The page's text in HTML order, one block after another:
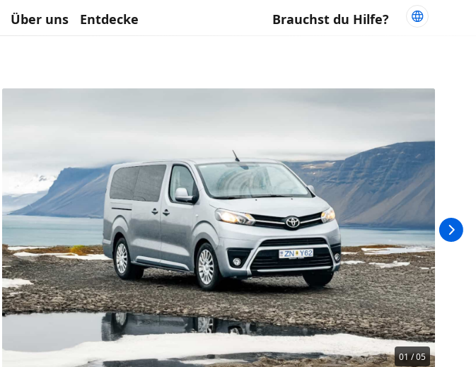
Über uns Entdecke Brauchst du Hilfe?
01 / 05